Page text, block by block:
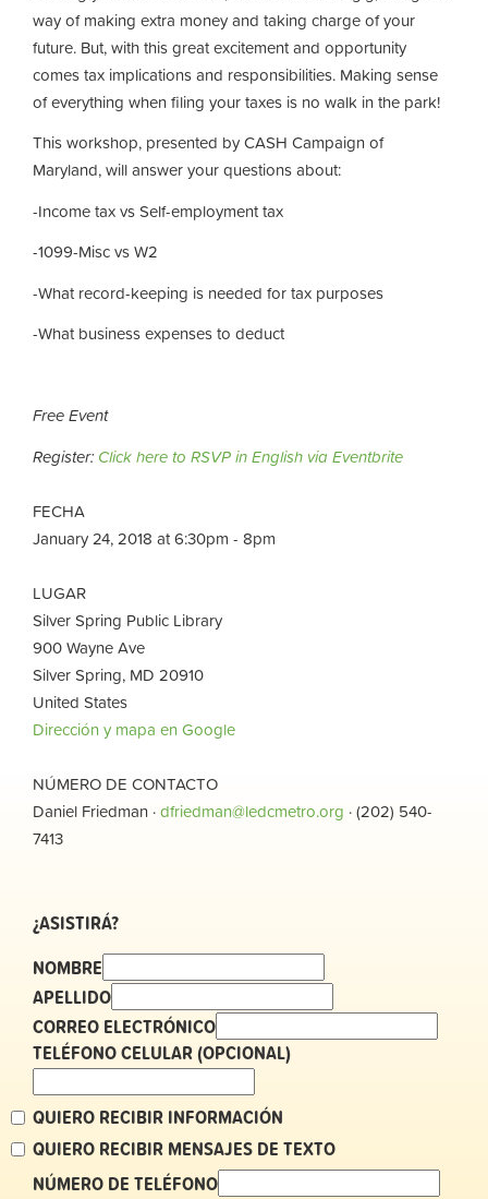
way of making extra money and taking charge of your
future. But, with this great excitement and opportunity
comes tax implications and responsibilities. Making sense
of everything when filing your taxes is no walk in the park!
This workshop, presented by CASH Campaign of
Maryland, will answer your questions about:
-Income tax vs Self-employment tax
-1099-Misc vs W2
-What record-keeping is needed for tax purposes
-What business expenses to deduct
Free Event
Register: Click here to RSVP in English via Eventbrite
FECHA
January 24, 2018 at 6:30pm - 8pm
LUGAR
Silver Spring Public Library
900 Wayne Ave
Silver Spring, MD 20910
United States
Dirección y mapa en Google
NÚMERO DE CONTACTO
Daniel Friedman ·dfriedman@ledcmetro.org · (202) 540-
7413
¿ASISTIRÁ?
NOMBRE
APELLIDO
CORREO ELECTRÓNICO
TELÉFONO CELULAR (OPCIONAL)
QUIERO RECIBIR INFORMACIÓN
QUIERO RECIBIR MENSAJES DE TEXTO
NÚMERO DE TELÉFONO